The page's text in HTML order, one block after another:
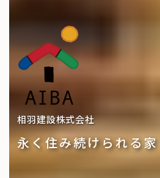
相羽建設株式会社
永く住み続けられる家